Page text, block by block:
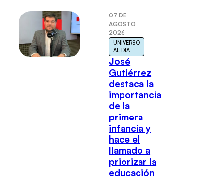
07 DE
AGOSTO
2026
UNIVERSO
AL DÍA
José
Gutiérrez
destaca la
importancia
de la
primera
infancia y
hace el
llamado a
priorizar la
educación